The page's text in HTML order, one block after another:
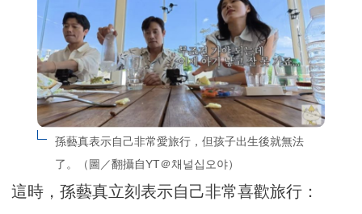
孫藝真表示自己非常愛旅行，但孩子出生後就無法
了。（圖／翻攝自YT＠채널십오야）
這時，孫藝真立刻表示自己非常喜歡旅行：